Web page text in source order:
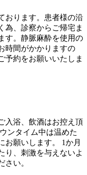
おります。患者様の沿
為、診察からご帰宅ま
す。静脈麻酔を使用の
時間がかかりますの
予約をお願いいたしま
入浴、飲酒はお控え頂
ンタイム中は温めた
お願いします。 1か月
り、刺激を与えないよ
さい。